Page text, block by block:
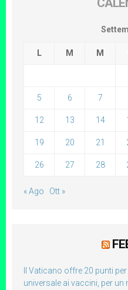
L M M
5 6 7
12 13 14
19 20 21
26 27 28
« Ago Ott »
Il Vaticano offre 20 punti
universale ai vaccini, per